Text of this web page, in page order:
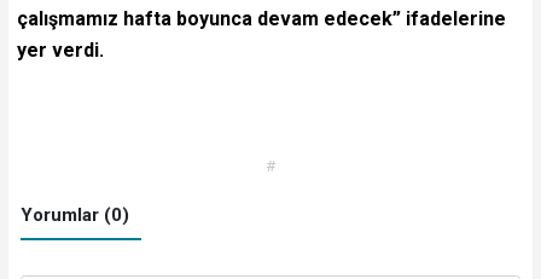
çalışmamız hafta boyunca devam edecek” ifadelerine
yer verdi.
#
Yorumlar (0)